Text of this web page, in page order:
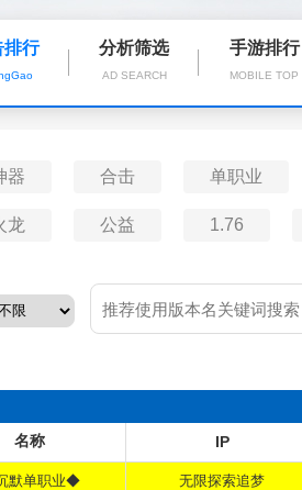
排行 分析筛选
AD SEARCH
手游排行
MOBILE TOP
器 合击 单职业
龙 公益 1.76
名称 IP
默单职业◆ 无限探索追梦